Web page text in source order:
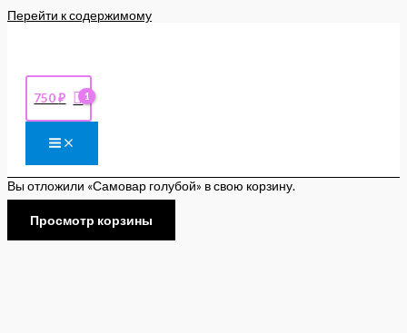
Перейти к содержимому
750₽
Вы отложили «Самовар голубой» в свою корзину.
Просмотр корзины